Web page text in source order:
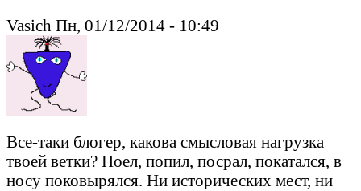
Vasich Пн, 01/12/2014 - 10:49
Все-таки блогер, какова смысловая нагрузка
твоей ветки? Поел, попил, посрал, покатался, в
носу поковырялся. Ни исторических мест, ни